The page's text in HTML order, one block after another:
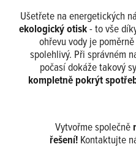
Ušetřete na energetických
ekologický otisk- to vše
ohřevu vody je
spolehlivý. Při správném
počasí dokáže takový
kompletně pokrýt
Vytvořme společně
řešení! Kontaktujte